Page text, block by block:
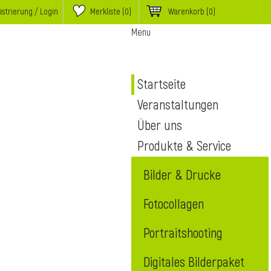
/ Login Merkliste (0) Warenkorb (0)
Menu
Startseite
Veranstaltungen
Über uns
Produkte & Service
Bilder & Drucke
Fotocollagen
Portraitshooting
Digitales Bilderpaket